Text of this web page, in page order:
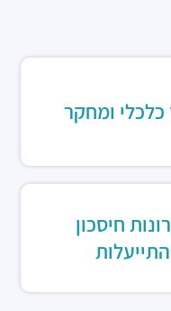
כלכלי ומחקר
חיסכון